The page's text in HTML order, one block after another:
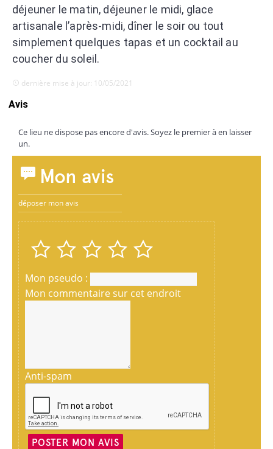
déjeuner le matin, déjeuner le midi, glace
artisanale l’après-midi, dîner le soir ou tout
simplement quelques tapas et un cocktail au
coucher du soleil.
dernière mise à jour: 10/05/2021
Avis
Ce lieu ne dispose pas encore d'avis. Soyez le premier à en laisser
un.
Mon avis
déposer mon avis
Mon pseudo :
Mon commentaire sur cet endroit
Anti-spam
POSTER MON AVIS